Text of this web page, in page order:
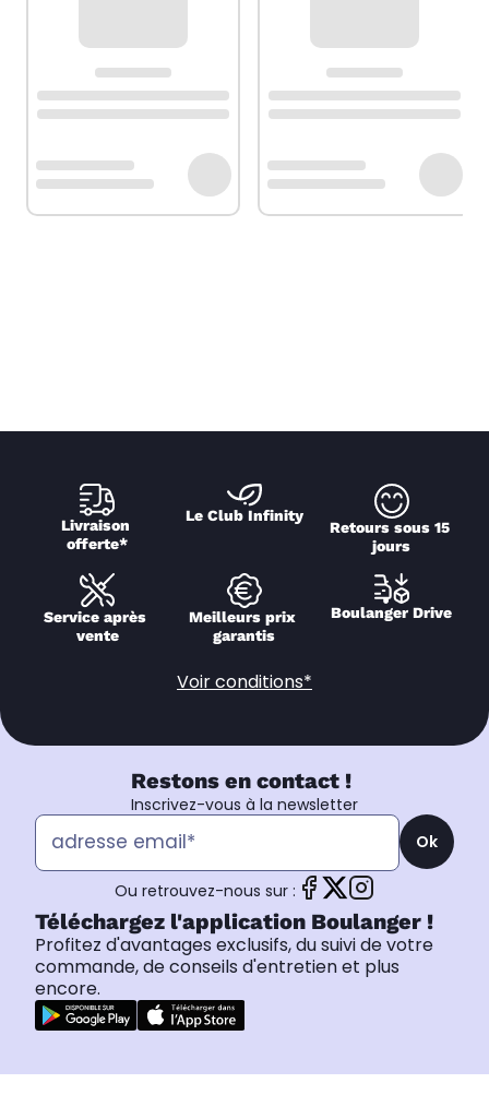
Livraison
offerte*
Le Club Infinity
Retours sous 15
jours
Service après
vente
Meilleurs prix
garantis
Boulanger Drive
Voir conditions*
Restons en contact !
Inscrivez-vous à la newsletter
Ok
Ou retrouvez-nous sur :
Téléchargez l'application Boulanger !
Profitez d'avantages exclusifs, du suivi de votre
commande, de conseils d'entretien et plus
encore.